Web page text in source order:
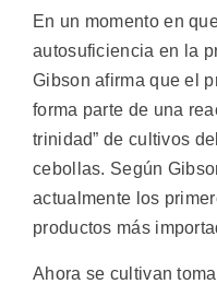
En un momento en
autosuficiencia en la
Gibson afirma que el
forma parte de una
trinidad” de cultivos
cebollas. Según
actualmente los
productos más
Ahora se cultivan